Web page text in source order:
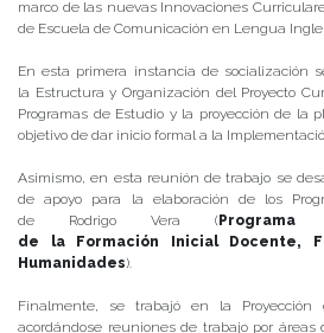
marco de las nuevas Innovaciones
de Escuela de Comunicación en Lengua
En esta primera instancia de socialización
la Estructura y Organización del Proyecto
Programas de Estudio y la proyección de la
objetivo de dar inicio formal a la
Asimismo, en esta reunión de trabajo se
de apoyo para la elaboración de los
de Rodrigo Vera (
de la Formación Inicial Docente,
Humanidades).
Finalmente, se trabajó en la Proyección
acordándose reuniones de trabajo por